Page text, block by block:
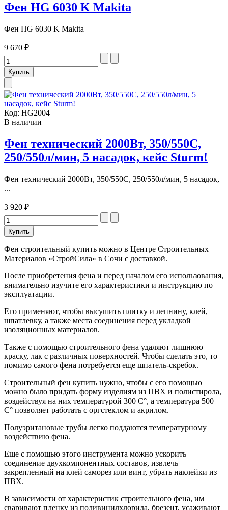
Фен HG 6030 K Makita
Фен HG 6030 K Makita
9 670 ₽
Код: HG2004
В наличии
Фен технический 2000Вт, 350/550C,
250/550л/мин, 5 насадок, кейс Sturm!
Фен технический 2000Вт, 350/550C, 250/550л/мин, 5 насадок,
...
3 920 ₽
Фен строительный купить можно в Центре Строительных
Материалов «СтройСила» в Сочи с доставкой.
После приобретения фена и перед началом его использования,
внимательно изучите его характеристики и инструкцию по
эксплуатации.
Его применяют, чтобы высушить плитку и лепнину, клей,
шпатлевку, а также места соединения перед укладкой
изоляционных материалов.
Также с помощью строительного фена удаляют лишнюю
краску, лак с различных поверхностей. Чтобы сделать это, то
помимо самого фена потребуется еще шпатель-скребок.
Строительный фен купить нужно, чтобы с его помощью
можно было придать форму изделиям из ПВХ и полистирола,
воздействуя на них температурой 300 С°, а температура 500
С° позволяет работать с оргстеклом и акрилом.
Полуэритановые трубы легко поддаются температурному
воздействию фена.
Еще с помощью этого инструмента можно ускорить
соединение двухкомпонентных составов, извлечь
закрепленный на клей саморез или винт, убрать наклейки из
ПВХ.
В зависимости от характеристик строительного фена, им
сваривают пленку из поливинилхлорида, брезент, усаживают